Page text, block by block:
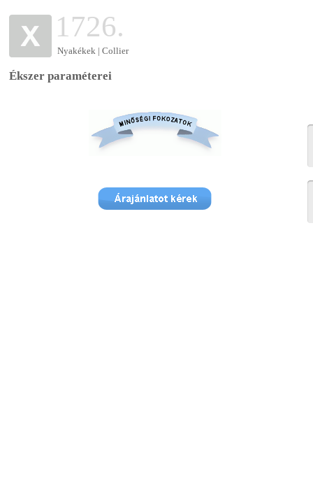
1726.
Nyakékek | Collier
Ékszer paraméterei